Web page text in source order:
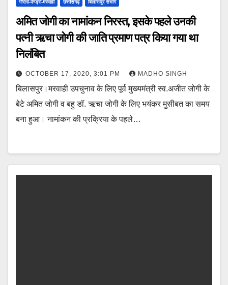
गौरला-पेण्ड्रा-मरवाही छत्तीसगढ़ बिलासपुर संभाग
अमित जोगी का नामांकन निरस्त, इसके पहले उनकी
पत्नी ऋचा जोगी की जाति प्रमाण पत्र किया गया था
निलंबित
OCTOBER 17, 2020, 3:01 PM MADHO SINGH
बिलासपुर।मरवाही उपचुनाव के लिए पूर्व मुख्यमंत्री स्व.अजीत जोगी के
बेटे अमित जोगी व बहु डॉ. ऋचा जोगी के लिए भयंकर मुसीबत का समय
बना हुआ। नामांकन की प्रक्रिया के पहले…